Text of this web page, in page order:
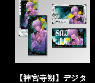
【神宮寺朔】デジタ